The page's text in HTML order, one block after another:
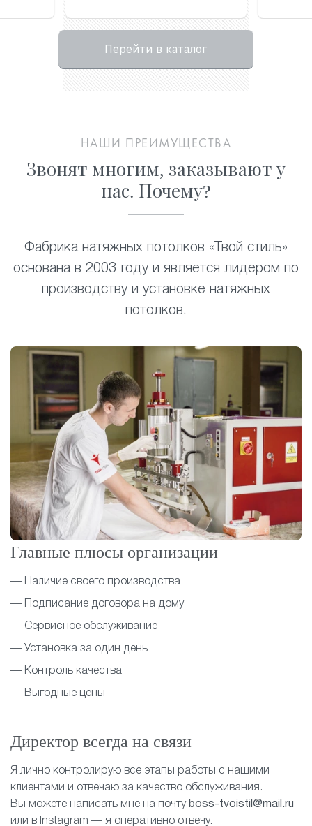
Перейти в каталог
НАШИ ПРЕИМУЩЕСТВА
Звонят многим, заказывают у
нас. Почему?
Фабрика натяжных потолков «Твой стиль»
основана в 2003 году и является лидером по
производству и установке натяжных
потолков.
Главные плюсы организации
— Наличие своего производства
— Подписание договора на дому
— Сервисное обслуживание
— Установка за один день
— Контроль качества
— Выгодные цены
Директор всегда на связи
Я лично контролирую все этапы работы с нашими
клиентами и отвечаю за качество обслуживания.
Вы можете написать мне на почту boss-tvoistil@mail.ru
или в Instagram — я оперативно отвечу.